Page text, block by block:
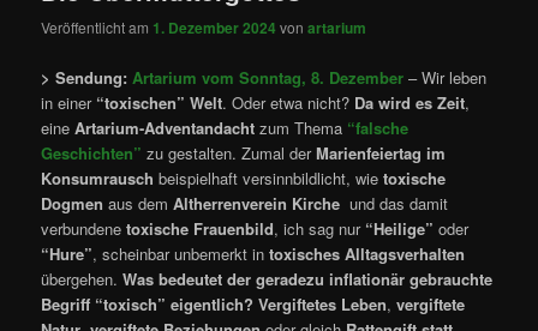
Veröffentlicht am 1. Dezember 2024vonartarium
> Sendung: Artarium vom Sonntag, 8. Dezember– Wir leben
in einer “toxischen” Welt. Oder etwa nicht? Da wird es Zeit,
eineArtarium-Adventandacht zum Thema “falsche
Geschichten” zu gestalten. Zumal derMarienfeiertag im
Konsumrausch beispielhaft versinnbildlicht, wietoxische
Dogmen aus demAltherrenverein Kirche und das damit
verbundenetoxische Frauenbild, ich sag nur “Heilige” oder
“Hure”, scheinbar unbemerkt intoxisches Alltagsverhalten
übergehen.Was bedeutet der geradezu inflationär gebrauchte
Begriff “toxisch” eigentlich? Vergiftetes Leben,vergiftete